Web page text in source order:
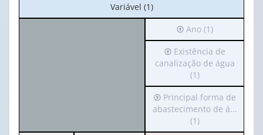
No
cabeçalho:
Variável (1)
Irá
para
o
cabeçalho
(possui
apenas
1
valor):
Ano (1)
Irá
para
cabeçalho
(possui
apenas
Existência de
canalização de água
(1)
Irá
para
cabeçalho
Principal forma de
abastecimento de á...
(1)